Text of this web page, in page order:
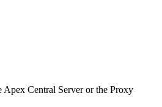
Apex Central Server or the Proxy